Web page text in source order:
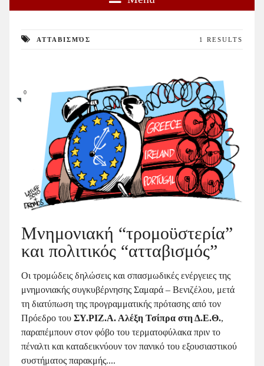
ΑΤΤΑΒΙΣΜΌΣ 1 RESULTS
0
Μνημονιακή “τρομοϋστερία”
και πολιτικός “ατταβισμός”
Οι τρομώδεις δηλώσεις και σπασμωδικές ενέργειες της
μνημονιακής συγκυβέρνησης Σαμαρά – Βενιζέλου, μετά
τη διατύπωση της προγραμματικής πρότασης από τον
Πρόεδρο του ΣΥ.ΡΙΖ.Α. Αλέξη Τσίπρα στη Δ.Ε.Θ.,
παραπέμπουν στον φόβο του τερματοφύλακα πριν το
πέναλτι και καταδεικνύουν τον πανικό του εξουσιαστικού
συστήματος παρακμής....